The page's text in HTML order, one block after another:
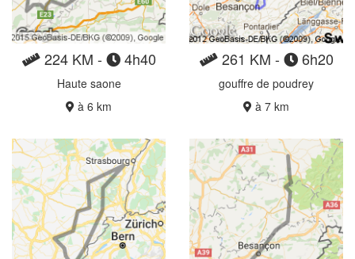
224 KM - 4h40
Haute saone
à 6 km
261 KM - 6h20
gouffre de poudrey
à 7 km